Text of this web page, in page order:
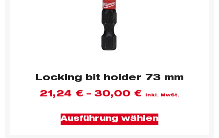
Locking bit holder 73 mm
21,24 € – 30,00 € inkl. MwSt.
Ausführung wählen